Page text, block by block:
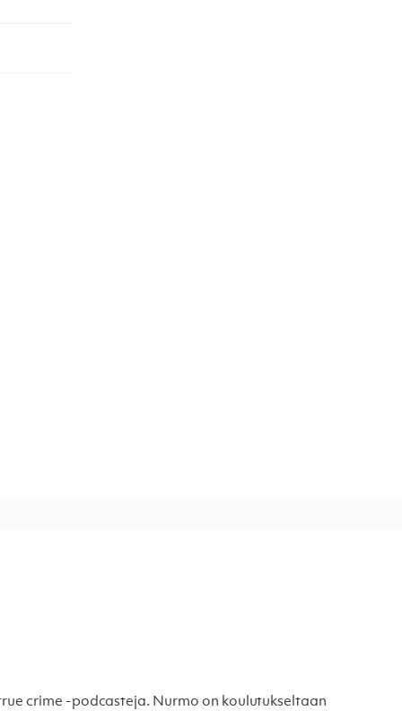
crime -podcasteja. Nurmo on koulutukseltaan